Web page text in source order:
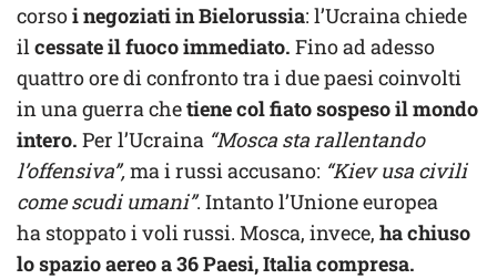
corsoi negoziati in Bielorussia: l’Ucraina chiede
ilcessate il fuoco immediato. Fino ad adesso
quattro ore di confronto tra i due paesi coinvolti
in una guerra chetiene col fiato sospeso il mondo
intero. Per l’Ucraina “Mosca sta rallentando
l’offensiva”,ma i russi accusano: “Kiev usa civili
come scudi umani”. Intanto l’Unione europea
ha stoppato i voli russi. Mosca, invece, ha chiuso
lo spazio aereo a 36 Paesi, Italia compresa.